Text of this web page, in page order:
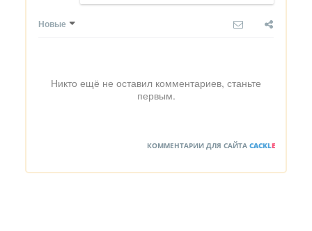
Новые
Никто ещё не оставил комментариев, станьте
первым.
КОММЕНТАРИИ ДЛЯ САЙТА CACKLE